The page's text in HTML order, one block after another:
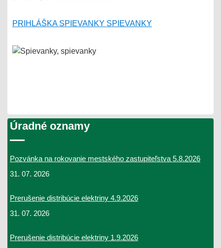
PRIHLÁŠKA SPIEVANKY SPIEVANKY
Úradné oznamy
Pozvánka na rokovanie mestského zastupiteľstva 5.8.2026
31. 07. 2026
Prerušenie distribúcie elektriny 4.9.2026
31. 07. 2026
Prerušenie distribúcie elektriny 1.9.2026